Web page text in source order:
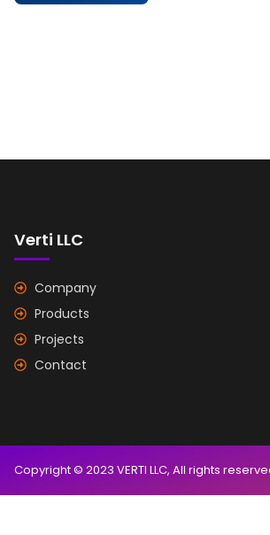
Verti LLC
Company
Products
Projects
Contact
Copyright © 2023 VERTI LLC, All rights